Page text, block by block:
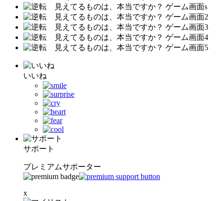
いいね
サポート
プレミアムサポーター
x